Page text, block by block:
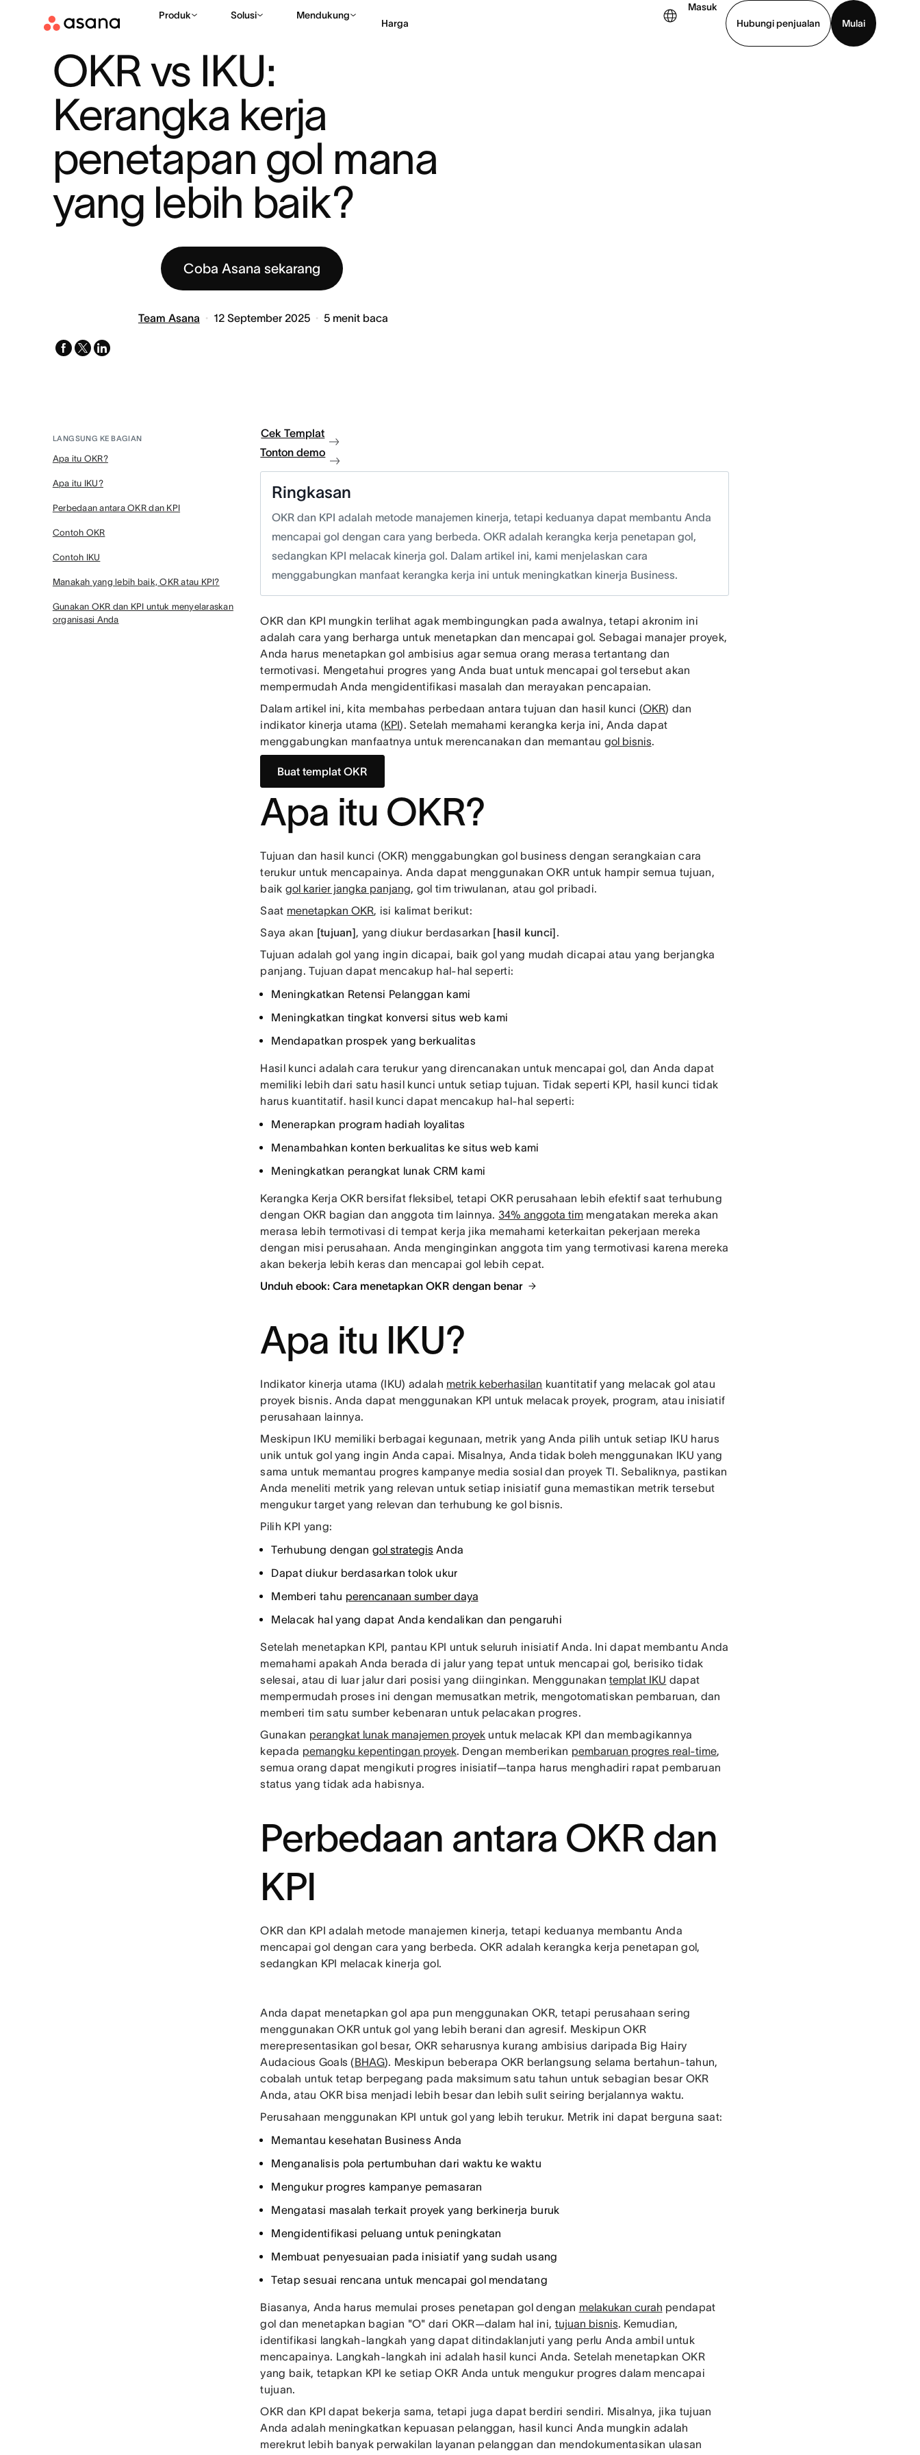
Produk Solusi Mendukung
Harga
Masuk
Hubungi penjualan
Mulai
OKR vs IKU:
Kerangka kerja
penetapan gol mana
yang lebih baik?
Coba Asana sekarang
Team Asana 12 September 2025 5 menit baca
facebook
x-
linkedin
LANGSUNG KE BAGIAN
Apa itu OKR?
Apa itu IKU?
Perbedaan antara OKR dan KPI
Contoh OKR
Contoh IKU
Manakah yang lebih baik, OKR atau KPI?
Gunakan OKR dan KPI untuk menyelaraskan
organisasi Anda
Cek Templat
Tonton demo
Ringkasan
OKR dan KPI adalah metode manajemen kinerja, tetapi keduanya dapat membantu Anda
mencapai gol dengan cara yang berbeda. OKR adalah kerangka kerja penetapan gol,
sedangkan KPI melacak kinerja gol. Dalam artikel ini, kami menjelaskan cara
menggabungkan manfaat kerangka kerja ini untuk meningkatkan kinerja Business.
OKR dan KPI mungkin terlihat agak membingungkan pada awalnya, tetapi akronim ini
adalah cara yang berharga untuk menetapkan dan mencapai gol. Sebagai manajer proyek,
Anda harus menetapkan gol ambisius agar semua orang merasa tertantang dan
termotivasi. Mengetahui progres yang Anda buat untuk mencapai gol tersebut akan
mempermudah Anda mengidentifikasi masalah dan merayakan pencapaian.
Dalam artikel ini, kita membahas perbedaan antara tujuan dan hasil kunci (OKR) dan
indikator kinerja utama (KPI). Setelah memahami kerangka kerja ini, Anda dapat
menggabungkan manfaatnya untuk merencanakan dan memantau gol bisnis.
Buat templat OKR
Apa itu OKR?
Tujuan dan hasil kunci (OKR) menggabungkan gol business dengan serangkaian cara
terukur untuk mencapainya. Anda dapat menggunakan OKR untuk hampir semua tujuan,
baik gol karier jangka panjang, gol tim triwulanan, atau gol pribadi.
Saat menetapkan OKR, isi kalimat berikut:
Saya akan [tujuan], yang diukur berdasarkan [hasil kunci].
Tujuan adalah gol yang ingin dicapai, baik gol yang mudah dicapai atau yang berjangka
panjang. Tujuan dapat mencakup hal-hal seperti:
Meningkatkan Retensi Pelanggan kami
Meningkatkan tingkat konversi situs web kami
Mendapatkan prospek yang berkualitas
Hasil kunci adalah cara terukur yang direncanakan untuk mencapai gol, dan Anda dapat
memiliki lebih dari satu hasil kunci untuk setiap tujuan. Tidak seperti KPI, hasil kunci tidak
harus kuantitatif. hasil kunci dapat mencakup hal-hal seperti:
Menerapkan program hadiah loyalitas
Menambahkan konten berkualitas ke situs web kami
Meningkatkan perangkat lunak CRM kami
Kerangka Kerja OKR bersifat fleksibel, tetapi OKR perusahaan lebih efektif saat terhubung
dengan OKR bagian dan anggota tim lainnya. 34% anggota tim mengatakan mereka akan
merasa lebih termotivasi di tempat kerja jika memahami keterkaitan pekerjaan mereka
dengan misi perusahaan. Anda menginginkan anggota tim yang termotivasi karena mereka
akan bekerja lebih keras dan mencapai gol lebih cepat.
Unduh ebook: Cara menetapkan OKR dengan benar
Apa itu IKU?
Indikator kinerja utama (IKU) adalah metrik keberhasilan kuantitatif yang melacak gol atau
proyek bisnis. Anda dapat menggunakan KPI untuk melacak proyek, program, atau inisiatif
perusahaan lainnya.
Meskipun IKU memiliki berbagai kegunaan, metrik yang Anda pilih untuk setiap IKU harus
unik untuk gol yang ingin Anda capai. Misalnya, Anda tidak boleh menggunakan IKU yang
sama untuk memantau progres kampanye media sosial dan proyek TI. Sebaliknya, pastikan
Anda meneliti metrik yang relevan untuk setiap inisiatif guna memastikan metrik tersebut
mengukur target yang relevan dan terhubung ke gol bisnis.
Pilih KPI yang:
Terhubung dengan gol strategis Anda
Dapat diukur berdasarkan tolok ukur
Memberi tahu perencanaan sumber daya
Melacak hal yang dapat Anda kendalikan dan pengaruhi
Setelah menetapkan KPI, pantau KPI untuk seluruh inisiatif Anda. Ini dapat membantu Anda
memahami apakah Anda berada di jalur yang tepat untuk mencapai gol, berisiko tidak
selesai, atau di luar jalur dari posisi yang diinginkan. Menggunakantemplat IKU dapat
mempermudah proses ini dengan memusatkan metrik, mengotomatiskan pembaruan, dan
memberi tim satu sumber kebenaran untuk pelacakan progres.
Gunakan perangkat lunak manajemen proyekuntuk melacak KPI dan membagikannya
kepada pemangku kepentingan proyek. Dengan memberikan pembaruan progres real-time,
semua orang dapat mengikuti progres inisiatif—tanpa harus menghadiri rapat pembaruan
status yang tidak ada habisnya.
Perbedaan antara OKR dan
KPI
OKR dan KPI adalah metode manajemen kinerja, tetapi keduanya membantu Anda
mencapai gol dengan cara yang berbeda. OKR adalah kerangka kerja penetapan gol,
sedangkan KPI melacak kinerja gol.
Anda dapat menetapkan gol apa pun menggunakan OKR, tetapi perusahaan sering
menggunakan OKR untuk gol yang lebih berani dan agresif. Meskipun OKR
merepresentasikan gol besar, OKR seharusnya kurang ambisius daripada Big Hairy
Audacious Goals (BHAG). Meskipun beberapa OKR berlangsung selama bertahun-tahun,
cobalah untuk tetap berpegang pada maksimum satu tahun untuk sebagian besar OKR
Anda, atau OKR bisa menjadi lebih besar dan lebih sulit seiring berjalannya waktu.
Perusahaan menggunakan KPI untuk gol yang lebih terukur. Metrik ini dapat berguna saat:
Memantau kesehatan Business Anda
Menganalisis pola pertumbuhan dari waktu ke waktu
Mengukur progres kampanye pemasaran
Mengatasi masalah terkait proyek yang berkinerja buruk
Mengidentifikasi peluang untuk peningkatan
Membuat penyesuaian pada inisiatif yang sudah usang
Tetap sesuai rencana untuk mencapai gol mendatang
Biasanya, Anda harus memulai proses penetapan gol dengan melakukan curah pendapat
gol dan menetapkan bagian "O" dari OKR—dalam hal ini, tujuan bisnis. Kemudian,
identifikasi langkah-langkah yang dapat ditindaklanjuti yang perlu Anda ambil untuk
mencapainya. Langkah-langkah ini adalah hasil kunci Anda. Setelah menetapkan OKR
yang baik, tetapkan KPI ke setiap OKR Anda untuk mengukur progres dalam mencapai
tujuan.
OKR dan KPI dapat bekerja sama, tetapi juga dapat berdiri sendiri. Misalnya, jika tujuan
Anda adalah meningkatkan kepuasan pelanggan, hasil kunci Anda mungkin adalah
merekrut lebih banyak perwakilan layanan pelanggan dan mendokumentasikan ulasan